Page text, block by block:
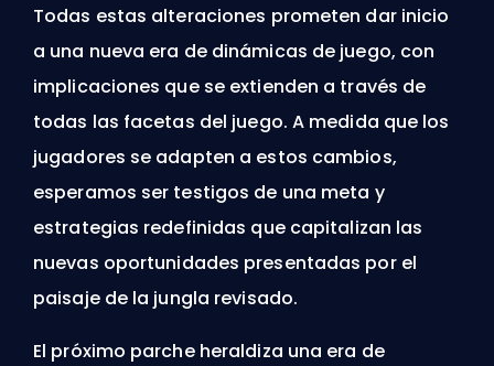
Todas estas alteraciones prometen dar inicio
a una nueva era de dinámicas de juego, con
implicaciones que se extienden a través de
todas las facetas del juego. A medida que los
jugadores se adapten a estos cambios,
esperamos ser testigos de una meta y
estrategias redefinidas que capitalizan las
nuevas oportunidades presentadas por el
paisaje de la jungla revisado.
El próximo parche heraldiza una era de